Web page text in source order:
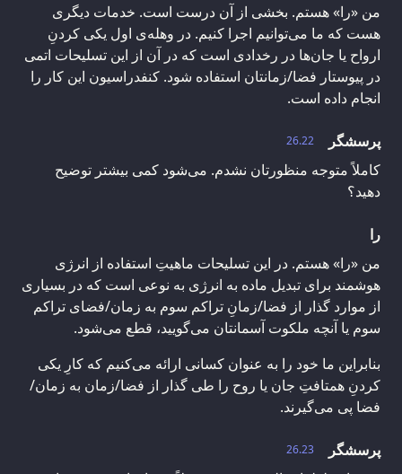
من «را» هستم. بخشی از آن درست است. خدمات دیگری
هست که ما می‌توانیم اجرا کنیم. در وهله‌ی اول یکی کردنِ
ارواح یا جان‌ها در رخدادی است که در آن از این تسلیحات اتمی
در پیوستار فضا/زمانتان استفاده شود. کنفدراسیون این کار را
انجام داده است.
26.22
پرسشگر
کاملاً متوجه منظورتان نشدم. می‌شود کمی بیشتر توضیح
دهید؟
را
من «را» هستم. در این تسلیحات ماهیتِ استفاده از انرژی
هوشمند برای تبدیل ماده به انرژی به نوعی است که در بسیاری
از موارد گذار از فضا/زمانِ تراکم سوم به زمان/فضای تراکم
سوم یا آنچه ملکوت آسمانتان می‌گویید، قطع می‌شود.
بنابراین ما خود را به عنوان کسانی ارائه می‌کنیم که کارِ یکی
کردنِ همتافتِ جان یا روح را طی گذار از فضا/زمان به زمان/
فضا پی می‌گیرند.
26.23
پرسشگر